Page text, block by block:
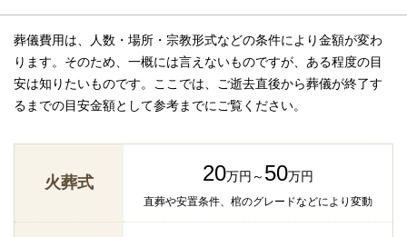
葬儀費用は、人数・場所・宗教形式などの条件により金額が変わ
ります。そのため、一概には言えないものですが、ある程度の目
安は知りたいものです。ここでは、ご逝去直後から葬儀が終了す
るまでの目安金額として参考までにご覧ください。
火葬式 20万円～ 50万円
直葬や安置条件、棺のグレードなどにより変動